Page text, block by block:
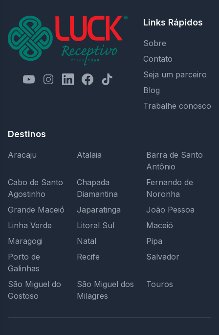
Links Rápidos
Sobre
Contato
Seja um parceiro
Blog
Trabalhe conosco
Destinos
Aracaju Atalaia
Barra de Santo
Antônio
Cabo de Santo
Agostinho
Chapada
Diamantina
Fernando de
Noronha
Grande Maceió
Japaratinga
João Pessoa
Linha Verde
Litoral Sul
Maceió
Maragogi
Natal
Pipa
Porto de
Galinhas
Recife Salvador
São Miguel do
Gostoso
São Miguel dos
Milagres
Touros